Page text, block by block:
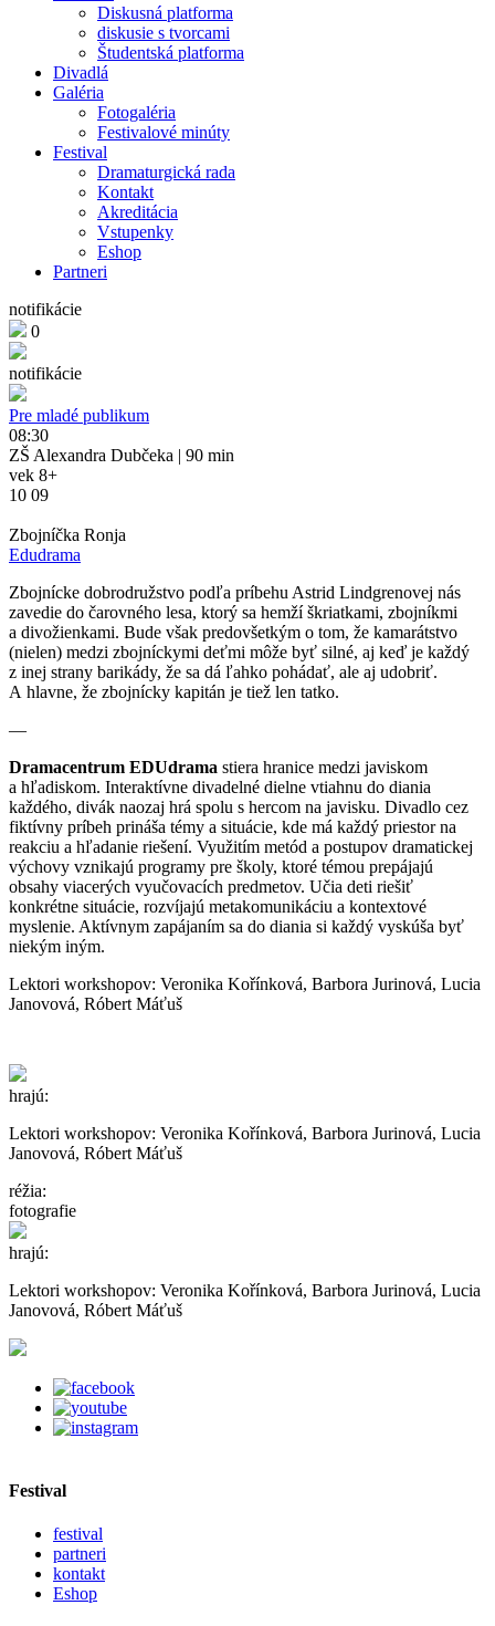
Diskusná platforma
diskusie s tvorcami
Študentská platforma
Divadlá
Galéria
Fotogaléria
Festivalové minúty
Festival
Dramaturgická rada
Kontakt
Akreditácia
Vstupenky
Eshop
Partneri
notifikácie
0
notifikácie
Pre mladé publikum
08:30
ZŠ Alexandra Dubčeka | 90 min
vek 8+
10 09
Zbojníčka Ronja
Edudrama
Zbojnícke dobrodružstvo podľa príbehu Astrid Lindgrenovej nás
zavedie do čarovného lesa, ktorý sa hemží škriatkami, zbojníkmi
a divožienkami. Bude však predovšetkým o tom, že kamarátstvo
(nielen) medzi zbojníckymi deťmi môže byť silné, aj keď je každý
z inej strany barikády, že sa dá ľahko pohádať, ale aj udobriť.
A hlavne, že zbojnícky kapitán je tiež len tatko.
—
Dramacentrum EDUdrama stiera hranice medzi javiskom
a hľadiskom. Interaktívne divadelné dielne vtiahnu do diania
každého, divák naozaj hrá spolu s hercom na javisku. Divadlo cez
fiktívny príbeh prináša témy a situácie, kde má každý priestor na
reakciu a hľadanie riešení. Využitím metód a postupov dramatickej
výchovy vznikajú programy pre školy, ktoré témou prepájajú
obsahy viacerých vyučovacích predmetov. Učia deti riešiť
konkrétne situácie, rozvíjajú metakomunikáciu a kontextové
myslenie. Aktívnym zapájaním sa do diania si každý vyskúša byť
niekým iným.
Lektori workshopov: Veronika Kořínková, Barbora Jurinová, Lucia
Janovová, Róbert Máťuš
hrajú:
Lektori workshopov: Veronika Kořínková, Barbora Jurinová, Lucia
Janovová, Róbert Máťuš
réžia:
fotografie
hrajú:
Lektori workshopov: Veronika Kořínková, Barbora Jurinová, Lucia
Janovová, Róbert Máťuš
Festival
festival
partneri
kontakt
Eshop